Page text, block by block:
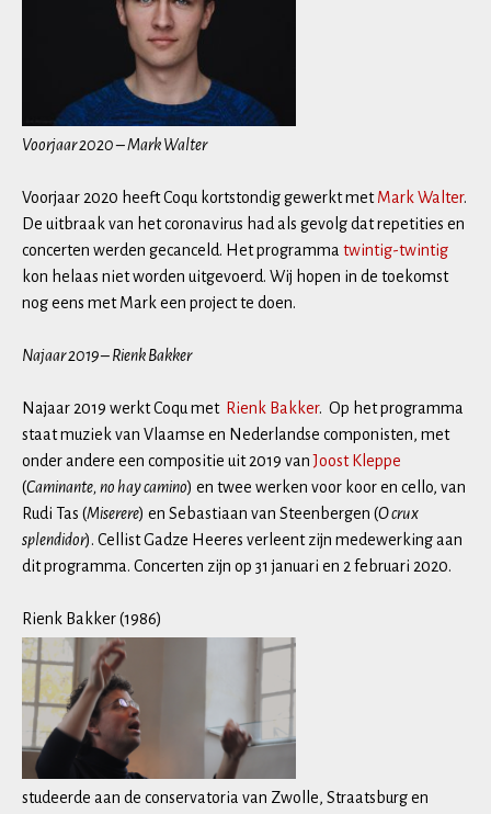
Voorjaar 2020 – Mark Walter
Voorjaar 2020 heeft Coqu kortstondig gewerkt metMark Walter.
De uitbraak van het coronavirus had als gevolg dat repetities en
concerten werden gecanceld. Het programma twintig-twintig
kon helaas niet worden uitgevoerd. Wij hopen in de toekomst
nog eens met Mark een project te doen.
Najaar 2019 – Rienk Bakker
Najaar 2019 werkt Coqu met Rienk Bakker. Op het programma
staat muziek van Vlaamse en Nederlandse componisten, met
onder andere een compositie uit 2019 vanJoost Kleppe
(Caminante, no hay camino) en twee werken voor koor en cello, van
Rudi Tas (Miserere) en Sebastiaan van Steenbergen (O crux
splendidor). Cellist Gadze Heeres verleent zijn medewerking aan
dit programma. Concerten zijn op 31 januari en 2 februari 2020.
Rienk Bakker (1986)
studeerde aan de conservatoria van Zwolle, Straatsburg en